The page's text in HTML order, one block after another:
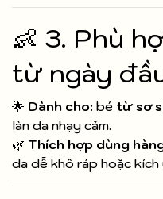
👶 3. Phù
từ ngày
🌟 Dành cho: bé từ sơ
làn da nhạy cảm.
🌿 Thích hợp dùng
da dễ khô ráp hoặc kích